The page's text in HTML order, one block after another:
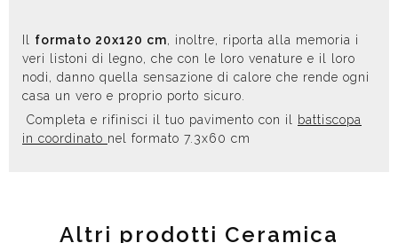
Il formato 20x120 cm, inoltre, riporta alla memoria i
veri listoni di legno, che con le loro venature e il loro
nodi, danno quella sensazione di calore che rende ogni
casa un vero e proprio porto sicuro.
Completa e rifinisci il tuo pavimento con il battiscopa
in coordinato nel formato 7.3x60 cm
Altri prodotti Ceramica